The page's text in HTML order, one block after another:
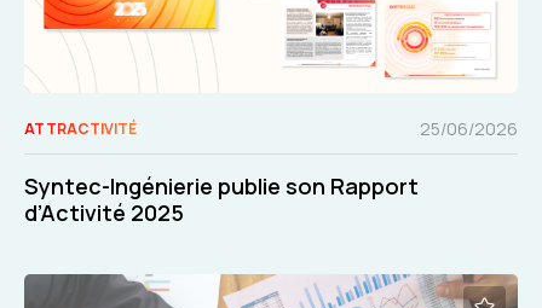
ATTRACTIVITÉ 25/06/2026
Syntec-Ingénierie publie son Rapport
d’Activité 2025